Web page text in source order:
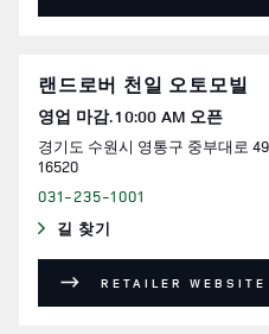
랜드로버 천일 오토모빌
영업 마감.10:00 AM 오픈
경기도 수원시 영통구 중부대로
16520
031-235-1001
길 찾기
LINK OPENS IN NEW TAB
RETAILER WEBSITE